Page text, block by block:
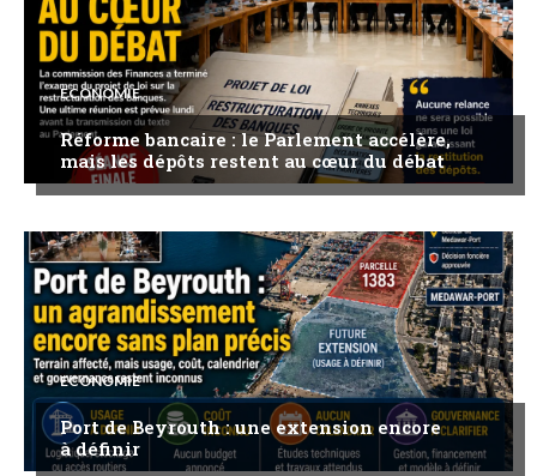
ECONOMIE
Réforme bancaire : le Parlement accélère,
mais les dépôts restent au cœur du débat
ECONOMIE
Port de Beyrouth : une extension encore
à définir